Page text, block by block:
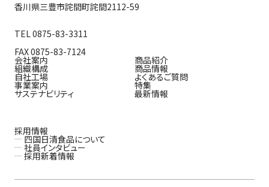
香川県三豊市詫間町詫間2112-59
TEL 0875-83-3311
FAX 0875-83-7124
会社案内
組織構成
自社工場
事業案内
サステナビリティ
商品紹介
商品情報
よくあるご質問
特集
最新情報
採用情報
四国日清食品について
社員インタビュー
採用新着情報